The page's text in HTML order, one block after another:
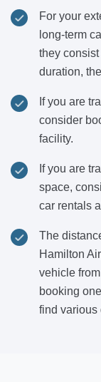
For your
long-term
they
duration,
If you are
consider
facility.
If you are
space,
car rentals
The
Hamilton
vehicle
booking
find various